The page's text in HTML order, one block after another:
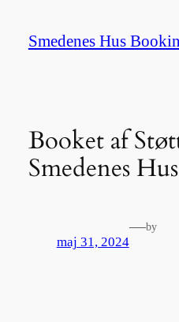
indholdSmedenes Hus
Booket af
Smedenes Hus
maj 31, 2024
—by